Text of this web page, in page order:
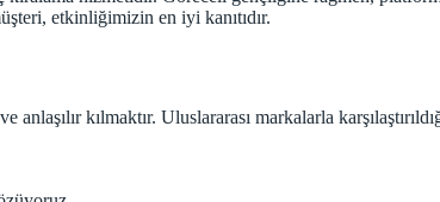
etkinliğimizin en iyi kanıtıdır.
kılmaktır. Uluslararası markalarla